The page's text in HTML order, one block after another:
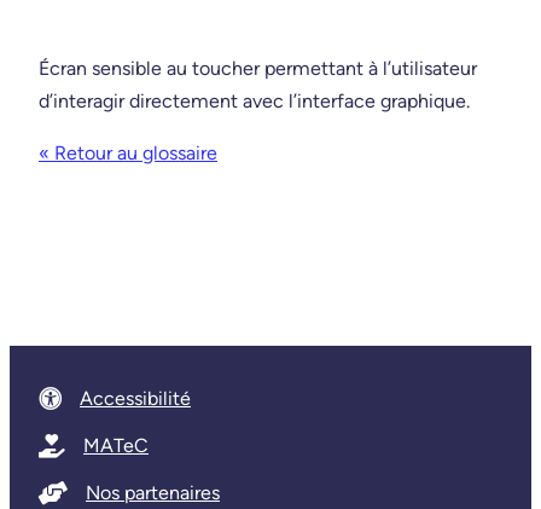
Écran sensible au toucher permettant à l’utilisateur
d’interagir directement avec l’interface graphique.
« Retour au glossaire
Accessibilité
MATeC
Nos partenaires